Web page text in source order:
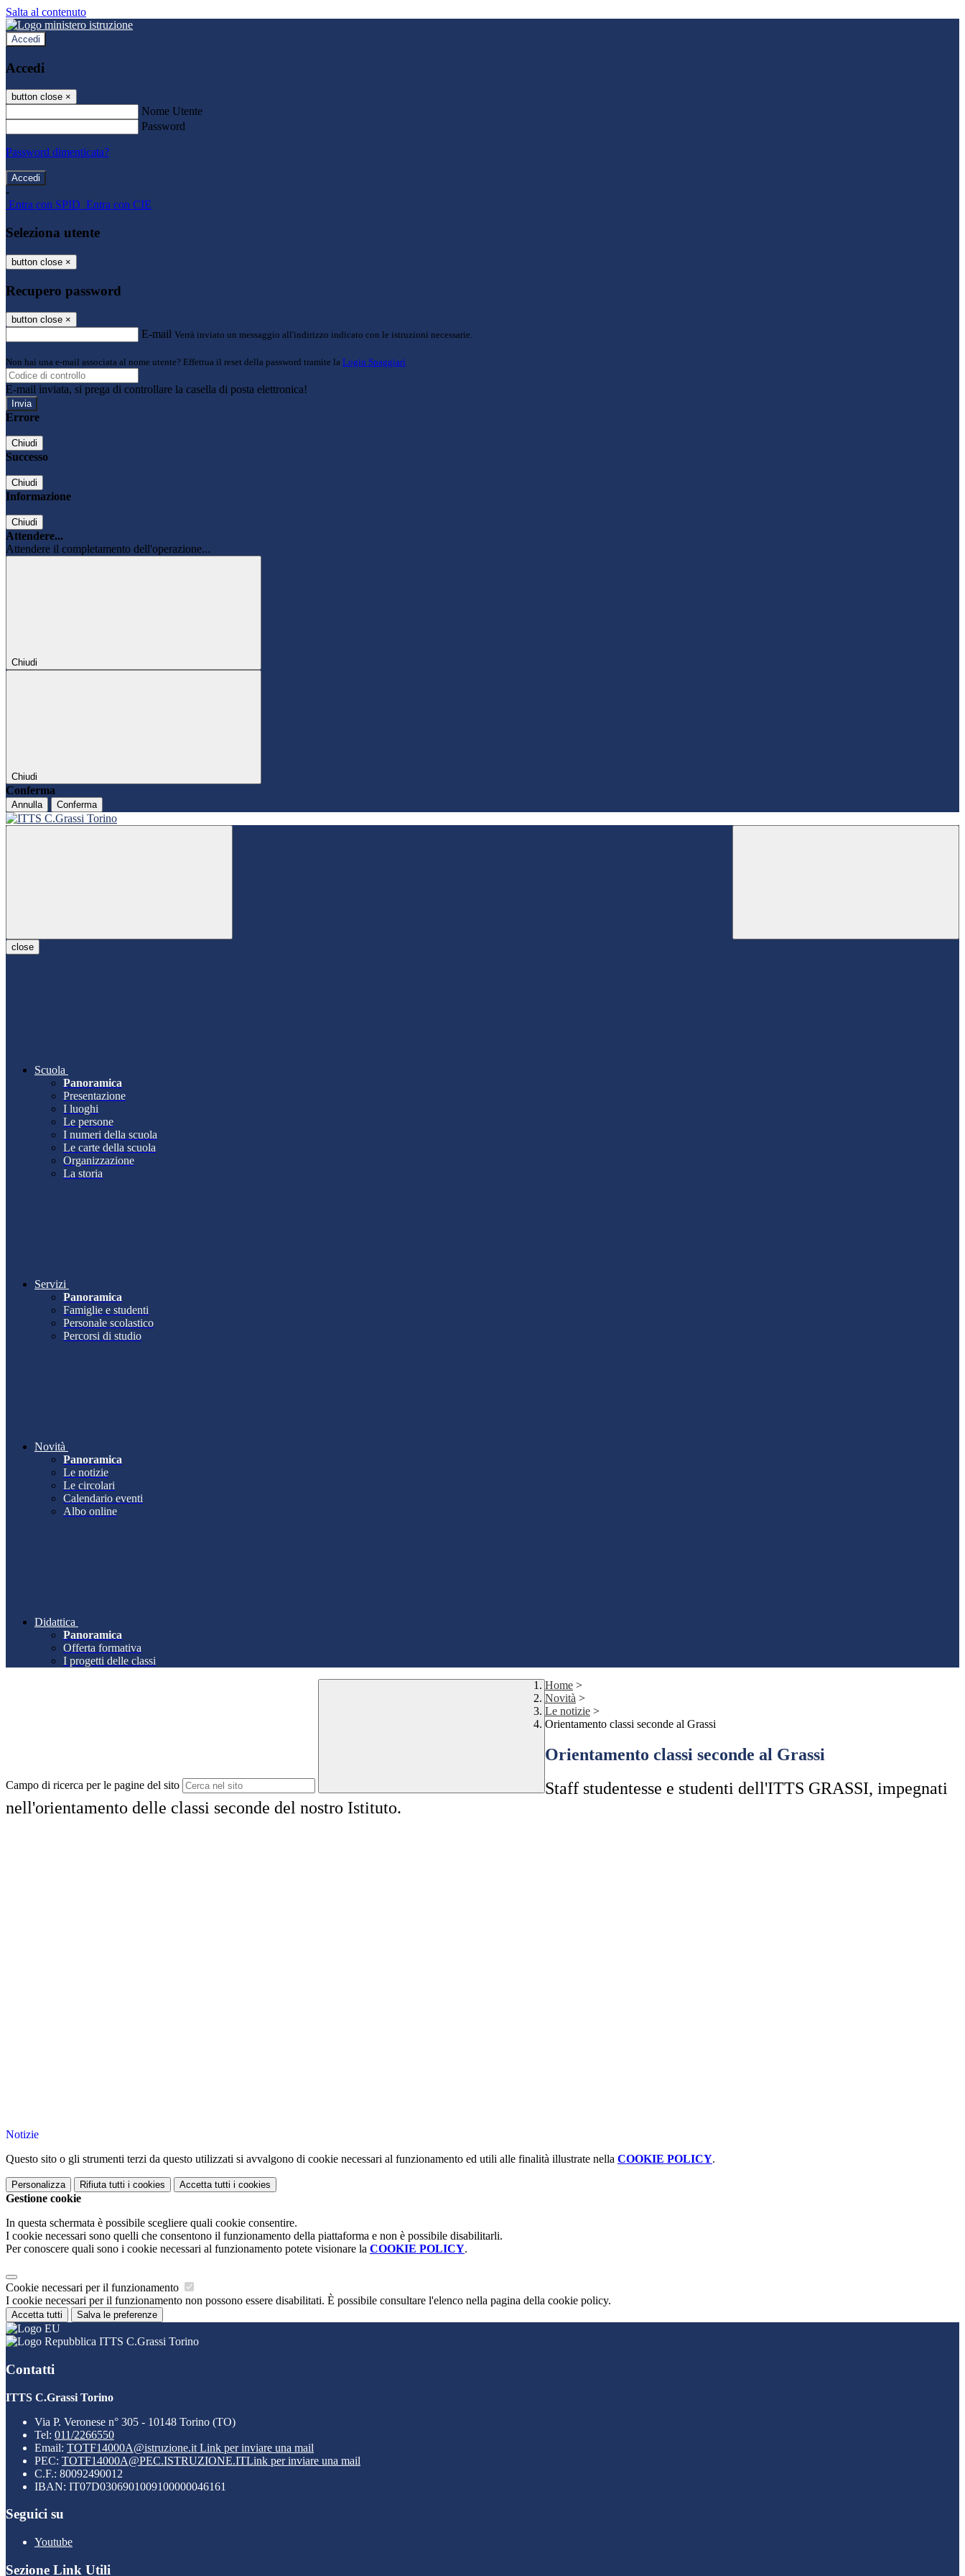
Salta al contenuto
Accedi
Accedi
button close ×
Nome Utente
Password
Password dimenticata?
-
Entra con SPID Entra con CIE
Seleziona utente
button close ×
Recupero password
button close ×
E-mail Verrà inviato un messaggio all'indirizzo indicato con le istruzioni necessarie.
Non hai una e-mail associata al nome utente? Effettua il reset della password tramite la Login Spaggiari
E-mail inviata, si prega di controllare la casella di posta elettronica!
Errore
Chiudi
Successo
Chiudi
Informazione
Chiudi
Attendere...
Attendere il completamento dell'operazione...
Chiudi
Chiudi
Conferma
Annulla Conferma
close
Scuola
Panoramica
Presentazione
I luoghi
Le persone
I numeri della scuola
Le carte della scuola
Organizzazione
La storia
Servizi
Panoramica
Famiglie e studenti
Personale scolastico
Percorsi di studio
Novità
Panoramica
Le notizie
Le circolari
Calendario eventi
Albo online
Didattica
Panoramica
Offerta formativa
I progetti delle classi
Campo di ricerca per le pagine del sito
Home >
Novità >
Le notizie >
Orientamento classi seconde al Grassi
Orientamento classi seconde al Grassi
Staff studentesse e studenti dell'ITTS GRASSI, impegnati
nell'orientamento delle classi seconde del nostro Istituto.
Notizie
Questo sito o gli strumenti terzi da questo utilizzati si avvalgono di cookie necessari al funzionamento ed utili alle finalità illustrate nella COOKIE POLICY.
Personalizza Rifiuta tutti i cookies Accetta tutti i cookies
Gestione cookie
In questa schermata è possibile scegliere quali cookie consentire.
I cookie necessari sono quelli che consentono il funzionamento della piattaforma e non è possibile disabilitarli.
Per conoscere quali sono i cookie necessari al funzionamento potete visionare la COOKIE POLICY.
Cookie necessari per il funzionamento
I cookie necessari per il funzionamento non possono essere disabilitati. È possibile consultare l'elenco nella pagina della cookie policy.
Accetta tutti Salva le preferenze
ITTS C.Grassi Torino
Contatti
ITTS C.Grassi Torino
Via P. Veronese n° 305 - 10148 Torino (TO)
Tel: 011/2266550
Email: TOTF14000A@istruzione.it Link per inviare una mail
PEC: TOTF14000A@PEC.ISTRUZIONE.ITLink per inviare una mail
C.F.: 80092490012
IBAN: IT07D0306901009100000046161
Seguici su
Youtube
Sezione Link Utili